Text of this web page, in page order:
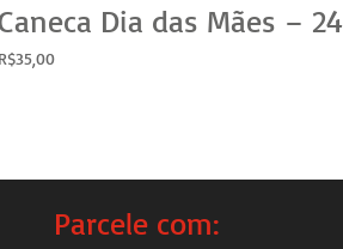
Dia das Mães – 24
35,00
Parcele com: